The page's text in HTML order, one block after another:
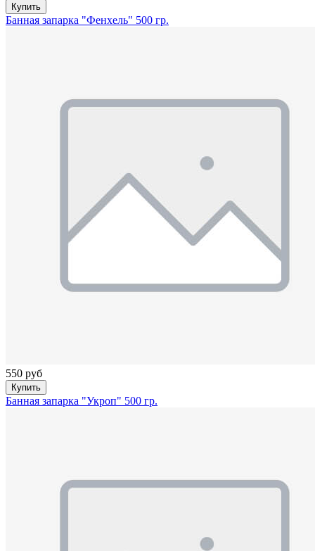
Купить
Банная запарка "Фенхель" 500 гр.
550 руб
Купить
Банная запарка "Укроп" 500 гр.